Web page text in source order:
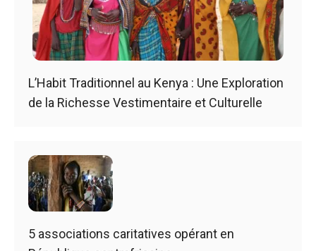
L’Habit Traditionnel au Kenya : Une Exploration
de la Richesse Vestimentaire et Culturelle
5 associations caritatives opérant en